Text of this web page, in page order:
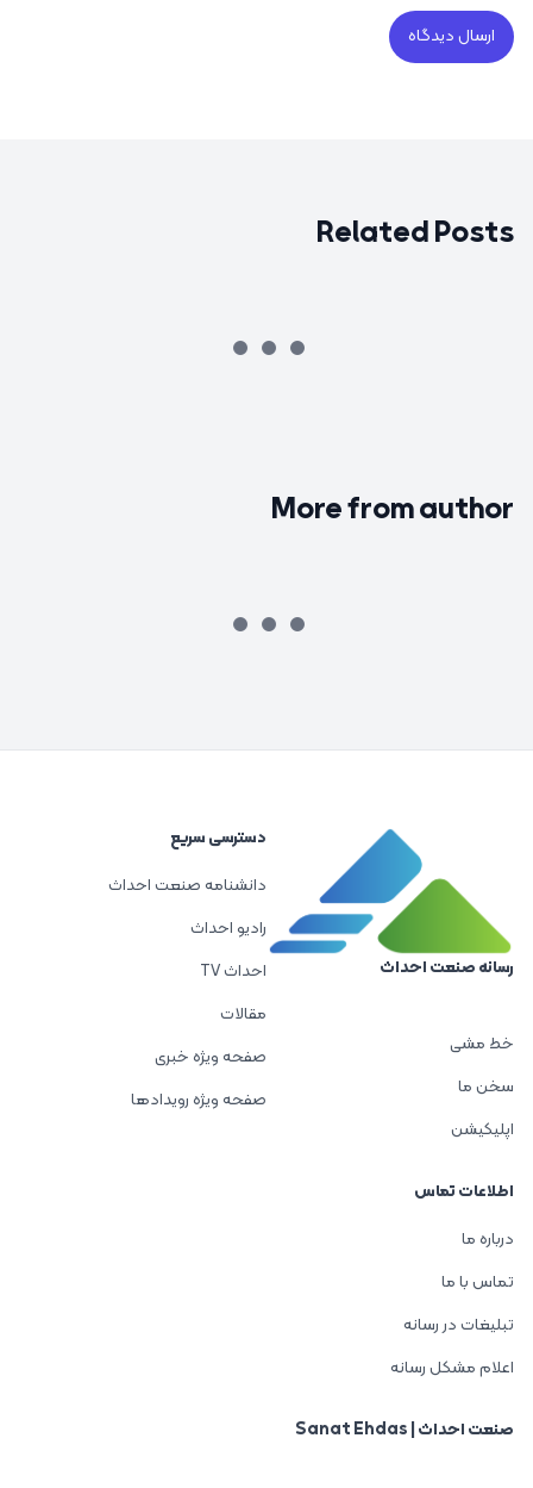
Related Posts
More from author
رسانه صنعت احداث
خط مشی
سخن ما
اپلیکیشن
دسترسی سریع
دانشنامه صنعت احداث
رادیو احداث
احداث TV
مقالات
صفحه ویژه خبری
صفحه ویژه رویدادها
اطلاعات تماس
درباره ما
تماس با ما
تبلیغات در رسانه
اعلام مشکل رسانه
صنعت احداث | Sanat Ehdas